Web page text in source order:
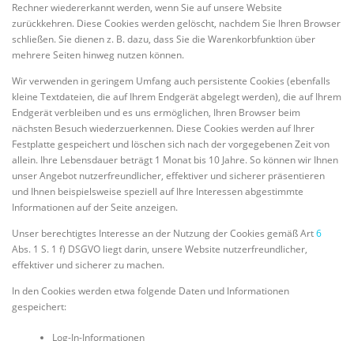
Rechner wiedererkannt werden, wenn Sie auf unsere Website
zurückkehren. Diese Cookies werden gelöscht, nachdem Sie Ihren Browser
schließen. Sie dienen z. B. dazu, dass Sie die Warenkorbfunktion über
mehrere Seiten hinweg nutzen können.
Wir verwenden in geringem Umfang auch persistente Cookies (ebenfalls
kleine Textdateien, die auf Ihrem Endgerät abgelegt werden), die auf Ihrem
Endgerät verbleiben und es uns ermöglichen, Ihren Browser beim
nächsten Besuch wiederzuerkennen. Diese Cookies werden auf Ihrer
Festplatte gespeichert und löschen sich nach der vorgegebenen Zeit von
allein. Ihre Lebensdauer beträgt 1 Monat bis 10 Jahre. So können wir Ihnen
unser Angebot nutzerfreundlicher, effektiver und sicherer präsentieren
und Ihnen beispielsweise speziell auf Ihre Interessen abgestimmte
Informationen auf der Seite anzeigen.
Unser berechtigtes Interesse an der Nutzung der Cookies gemäß Art6
Abs. 1 S. 1 f) DSGVO liegt darin, unsere Website nutzerfreundlicher,
effektiver und sicherer zu machen.
In den Cookies werden etwa folgende Daten und Informationen
gespeichert:
Log-In-Informationen